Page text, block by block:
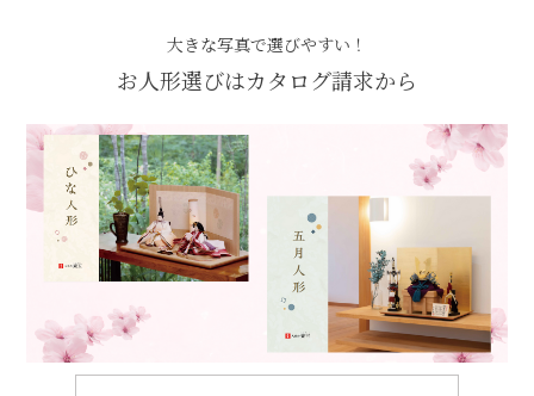
大きな写真で選びやすい！
お人形選びはカタログ請求から